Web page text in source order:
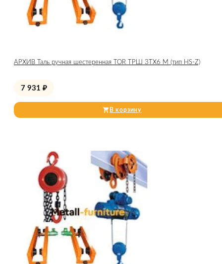
АРХИВ Таль ручная шестеренная TOR ТРШ 3ТХ6 М (тип HS-Z)
7 931 ₽
В корзину